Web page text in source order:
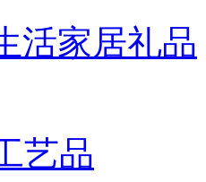
活家居礼品
艺品